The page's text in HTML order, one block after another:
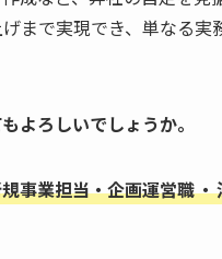
まで実現でき、単なる
よろしいでしょうか。
事業担当・企画運営職・